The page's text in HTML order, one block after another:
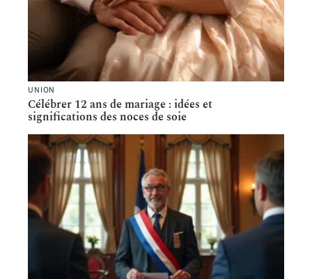
UNION
Célébrer 12 ans de mariage : idées et
significations des noces de soie